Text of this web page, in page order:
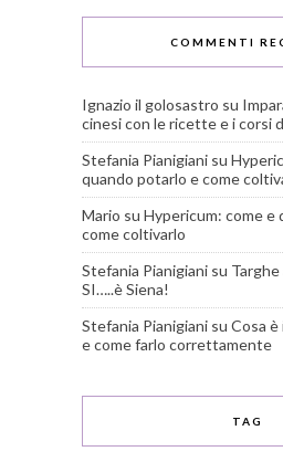
COMMENTI
Ignazio il golosastro su
cinesi con le ricette e i corsi
Stefania Pianigiani su
quando potarlo e come
Mario su Hypericum: come e
come coltivarlo
Stefania Pianigiani su
SI…..è Siena!
Stefania Pianigiani su Cosa è
e come farlo correttamente
TAG